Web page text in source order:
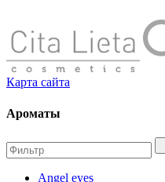
Карта сайта
Ароматы
Angel eyes